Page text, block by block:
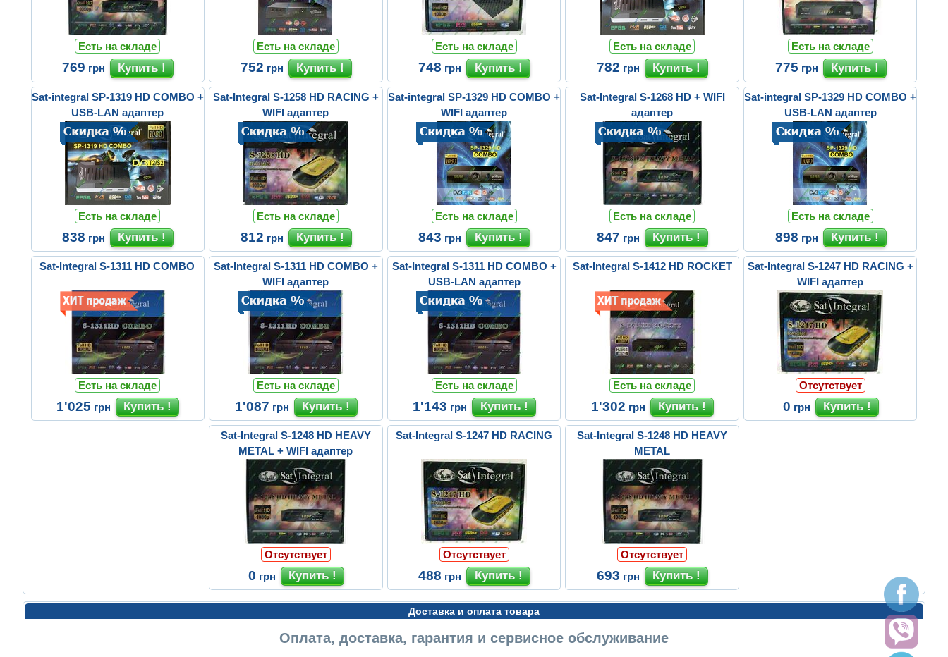
Есть на складе
769 грн
Есть на складе
752 грн
Есть на складе
748 грн
Есть на складе
782 грн
Есть на складе
775 грн
Sat-integral SP-1319 HD COMBO +
USB-LAN адаптер
Есть на складе
838 грн
Sat-Integral S-1258 HD RACING +
WIFI адаптер
Есть на складе
812 грн
Sat-integral SP-1329 HD COMBO +
WIFI адаптер
Есть на складе
843 грн
Sat-Integral S-1268 HD + WIFI
адаптер
Есть на складе
847 грн
Sat-integral SP-1329 HD COMBO +
USB-LAN адаптер
Есть на складе
898 грн
Sat-Integral S-1311 HD COMBO
Есть на складе
1'025 грн
Sat-Integral S-1311 HD COMBO +
WIFI адаптер
Есть на складе
1'087 грн
Sat-Integral S-1311 HD COMBO +
USB-LAN адаптер
Есть на складе
1'143 грн
Sat-Integral S-1412 HD ROCKET
Есть на складе
1'302 грн
Sat-Integral S-1247 HD RACING +
WIFI адаптер
Отсутствует
0 грн
Sat-Integral S-1248 HD HEAVY
METAL + WIFI адаптер
Отсутствует
0 грн
Sat-Integral S-1247 HD RACING
Отсутствует
488 грн
Sat-Integral S-1248 HD HEAVY
METAL
Отсутствует
693 грн
Доставка и оплата товара
Оплата, доставка, гарантия и сервисное обслуживание